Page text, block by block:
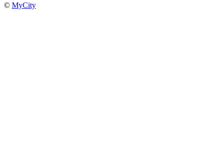
© MyCity